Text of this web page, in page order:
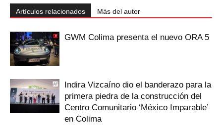
Artículos relacionados Más del autor
GWM Colima presenta el nuevo ORA 5
Indira Vizcaíno dio el banderazo para la
primera piedra de la construcción del
Centro Comunitario ‘México Imparable’
en Colima